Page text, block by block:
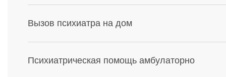
Вызов психиатра на дом
Психиатрическая помощь амбулаторно